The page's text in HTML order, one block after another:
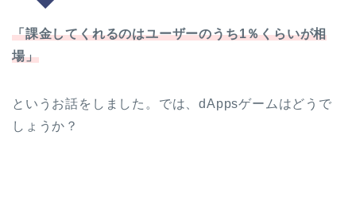
「課金してくれるのはユーザーのうち1％くらいが相
場」
というお話をしました。では、dAppsゲームはどうで
しょうか？